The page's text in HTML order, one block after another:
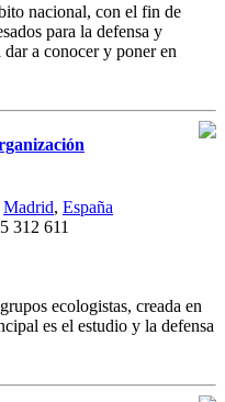
nacional, con el fin de
para la defensa y
a conocer y poner en
Madrid, España
312 611
ecologistas, creada en
es el estudio y la defensa